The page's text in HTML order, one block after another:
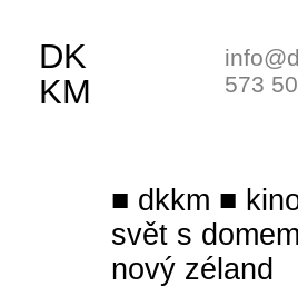
dkkm
svět s
nový zéland
DK
KM
573